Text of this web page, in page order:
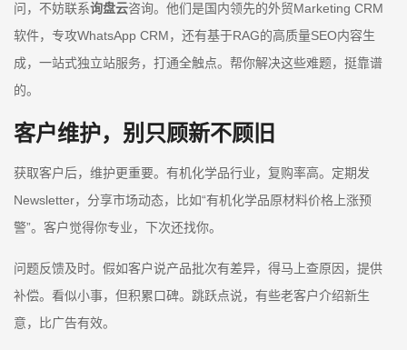
问，不妨联系询盘云咨询。他们是国内领先的外贸Marketing CRM
软件，专攻WhatsApp CRM，还有基于RAG的高质量SEO内容生
成，一站式独立站服务，打通全触点。帮你解决这些难题，挺靠谱
的。
客户维护，别只顾新不顾旧
获取客户后，维护更重要。有机化学品行业，复购率高。定期发
Newsletter，分享市场动态，比如“有机化学品原材料价格上涨预
警”。客户觉得你专业，下次还找你。
问题反馈及时。假如客户说产品批次有差异，得马上查原因，提供
补偿。看似小事，但积累口碑。跳跃点说，有些老客户介绍新生
意，比广告有效。